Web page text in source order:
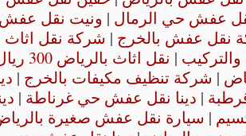
عفش حي الرمال | ونيت نقل عفش
نقل عفش بالخرج | شركة نقل اثاث
| نقل اثاث بالرياض 300 ريال
| شركة تنظيف مكيفات بالخرج |
| دينا نقل عفش حي غرناطة |
| سيارة نقل عفش صغيرة